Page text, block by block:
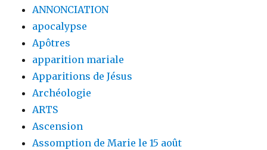
ANNONCIATION
apocalypse
Apôtres
apparition mariale
Apparitions de Jésus
Archéologie
ARTS
Ascension
Assomption de Marie le 15 août